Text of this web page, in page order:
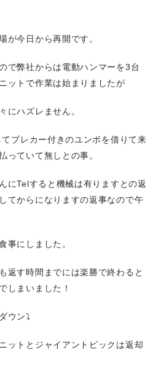
が今日から再開です。
で弊社からは電動ハンマーを3台
ットで作業は始まりましたが
にハズレません。
ブレカー付きのユンボを借りて来
っていて無しとの事。
にTelすると機械は有りますとの返
てからになりますの返事なので午
事にしました。
返す時間までには楽勝で終わると
しまいました！
ウン⤵️
ットとジャイアントピックは返却